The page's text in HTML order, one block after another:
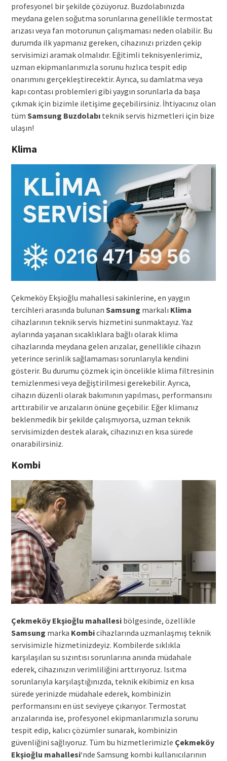
profesyonel bir şekilde çözüyoruz. Buzdolabınızda
meydana gelen soğutma sorunlarına genellikle termostat
arızası veya fan motorunun çalışmaması neden olabilir. Bu
durumda ilk yapmanız gereken, cihazınızı prizden çekip
servisimizi aramak olmalıdır. Eğitimli teknisyenlerimiz,
uzman ekipmanlarımızla sorunu hızlıca tespit edip
onarımını gerçekleştirecektir. Ayrıca, su damlatma veya
kapı contası problemleri gibi yaygın sorunlarla da başa
çıkmak için bizimle iletişime geçebilirsiniz. İhtiyacınız olan
tüm Samsung Buzdolabıteknik servis hizmetleri için bize
ulaşın!
Klima
Çekmeköy Ekşioğlu mahallesi sakinlerine, en yaygın
tercihleri arasında bulunan Samsung markalı Klima
cihazlarının teknik servis hizmetini sunmaktayız. Yaz
aylarında yaşanan sıcaklıklara bağlı olarak klima
cihazlarında meydana gelen arızalar, genellikle cihazın
yeterince serinlik sağlamaması sorunlarıyla kendini
gösterir. Bu durumu çözmek için öncelikle klima filtresinin
temizlenmesi veya değiştirilmesi gerekebilir. Ayrıca,
cihazın düzenli olarak bakımının yapılması, performansını
arttırabilir ve arızaların önüne geçebilir. Eğer klimanız
beklenmedik bir şekilde çalışmıyorsa, uzman teknik
servisimizden destek alarak, cihazınızı en kısa sürede
onarabilirsiniz.
Kombi
Çekmeköy Ekşioğlu mahallesibölgesinde, özellikle
Samsung marka Kombicihazlarında uzmanlaşmış teknik
servisimizle hizmetinizdeyiz. Kombilerde sıklıkla
karşılaşılan su sızıntısı sorunlarına anında müdahale
ederek, cihazınızın verimliliğini arttırıyoruz. Isıtma
sorunlarıyla karşılaştığınızda, teknik ekibimiz en kısa
sürede yerinizde müdahale ederek, kombinizin
performansını en üst seviyeye çıkarıyor. Termostat
arızalarında ise, profesyonel ekipmanlarımızla sorunu
tespit edip, kalıcı çözümler sunarak, kombinizin
güvenliğini sağlıyoruz. Tüm bu hizmetlerimizle Çekmeköy
Ekşioğlu mahallesi‘nde Samsung kombi kullanıcılarının